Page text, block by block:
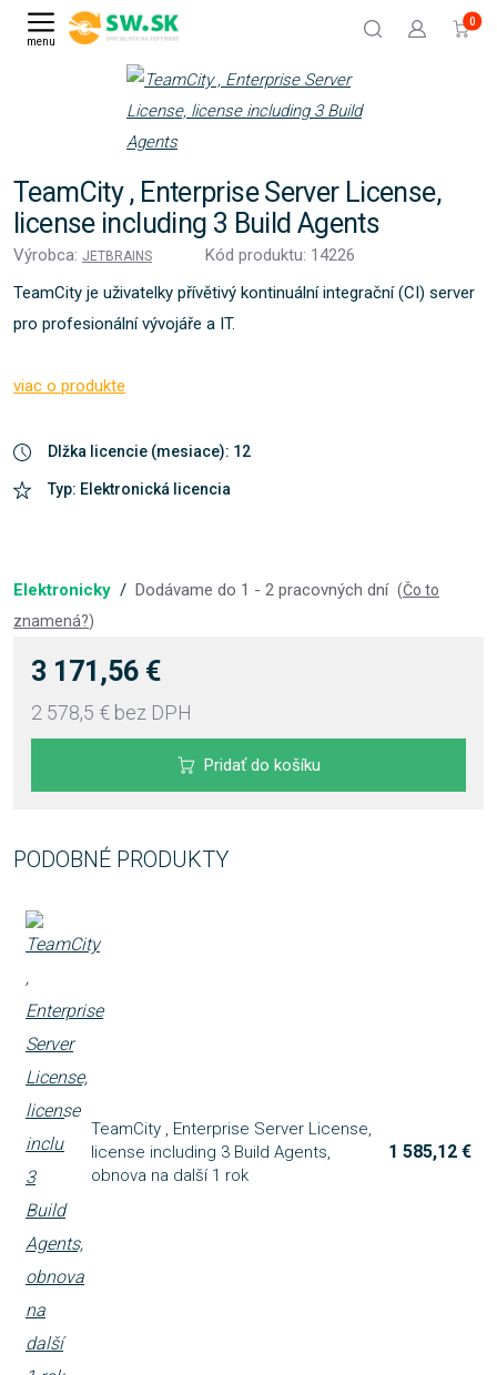
menu
0
TeamCity , Enterprise Server License,
license including 3 Build Agents
Výrobca: JETBRAINS
Kód produktu: 14226
TeamCity je uživatelky přívětivý kontinuální integrační (CI) server
pro profesionální vývojáře a IT.
viac o produkte
Dlžka licencie (mesiace): 12
Typ: Elektronická licencia
Elektronicky / Dodávame do 1 - 2 pracovných dní (Čo to
znamená?)
3 171,56 €
2 578,5 € bez DPH
Pridať do košíku
PODOBNÉ PRODUKTY
TeamCity , Enterprise Server License,
license including 3 Build Agents,
obnova na další 1 rok
1 585,12 €